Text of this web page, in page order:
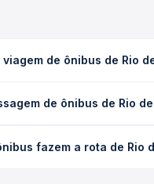
de ônibus de Rio
condições de tráfego. Na
de ônibus de Rio
da compra. Na Quero
fazem a rota de Rio